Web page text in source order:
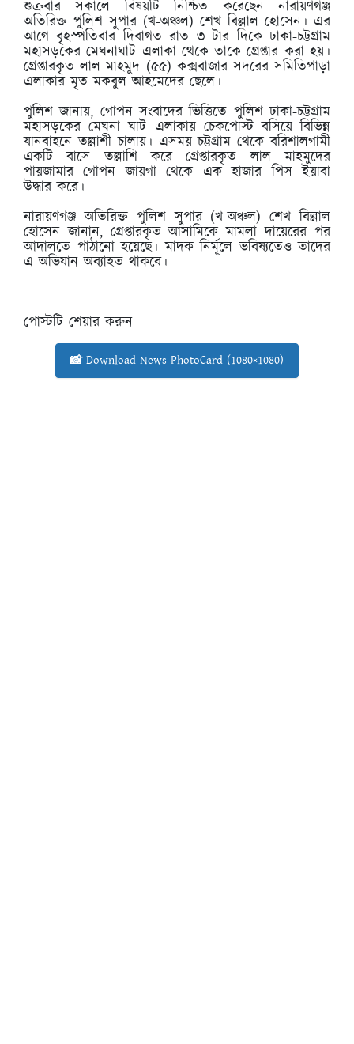
শুক্রবার সকালে বিষয়টি নিশ্চিত করেছেন নারায়ণগঞ্জ
অতিরিক্ত পুলিশ সুপার (খ-অঞ্চল) শেখ বিল্লাল হোসেন। এর
আগে বৃহস্পতিবার দিবাগত রাত ৩ টার দিকে ঢাকা-চট্টগ্রাম
মহাসড়কের মেঘনাঘাট এলাকা থেকে তাকে গ্রেপ্তার করা হয়।
গ্রেপ্তারকৃত লাল মাহমুদ (৫৫) কক্সবাজার সদরের সমিতিপাড়া
এলাকার মৃত মকবুল আহমেদের ছেলে।
পুলিশ জানায়, গোপন সংবাদের ভিত্তিতে পুলিশ ঢাকা-চট্টগ্রাম
মহাসড়কের মেঘনা ঘাট এলাকায় চেকপোস্ট বসিয়ে বিভিন্ন
যানবাহনে তল্লাশী চালায়। এসময় চট্টগ্রাম থেকে বরিশালগামী
একটি বাসে তল্লাশি করে গ্রেপ্তারকৃত লাল মাহমুদের
পায়জামার গোপন জায়গা থেকে এক হাজার পিস ইয়াবা
উদ্ধার করে।
নারায়ণগঞ্জ অতিরিক্ত পুলিশ সুপার (খ-অঞ্চল) শেখ বিল্লাল
হোসেন জানান, গ্রেপ্তারকৃত আসামিকে মামলা দায়েরের পর
আদালতে পাঠানো হয়েছে। মাদক নির্মূলে ভবিষ্যতেও তাদের
এ অভিযান অব্যাহত থাকবে।
পোস্টটি শেয়ার করুন
📸 Download News PhotoCard (1080×1080)